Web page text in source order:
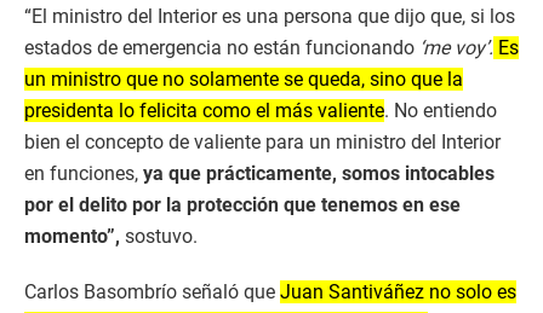
“El ministro del Interior es una persona que dijo que, si los
estados de emergencia no están funcionando ‘me voy’. Es
un ministro que no solamente se queda, sino que la
presidenta lo felicita como el más valiente. No entiendo
bien el concepto de valiente para un ministro del Interior
en funciones, ya que prácticamente, somos intocables
por el delito por la protección que tenemos en ese
momento”, sostuvo.
Carlos Basombrío señaló que Juan Santiváñez no solo es